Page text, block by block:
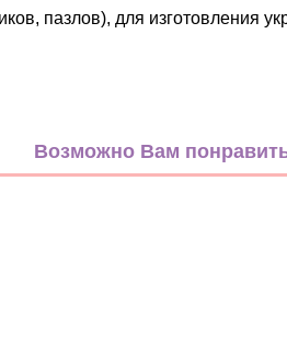
пазлов), для изготовления
Возможно Вам